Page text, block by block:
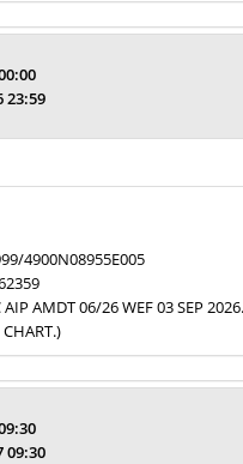
23:59
4900N08955E005
AMDT 06/26 WEF 03 SEP 2026.
09:30